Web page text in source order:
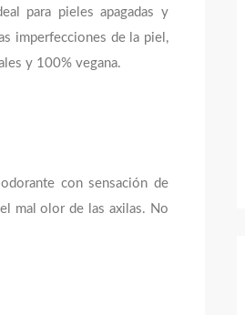
para pieles apagadas y
imperfecciones de la piel,
y 100% vegana.
con sensación de
mal olor de las axilas. No